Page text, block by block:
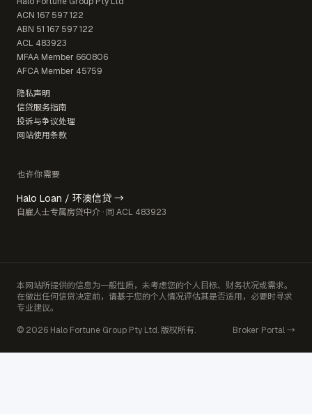
ACN 167 597 122
ABN 51 167 597 122
ACL 483923
MFAA Member 660806
AFCA Member 45759
隐私声明
信贷服务指南
投诉与争议处理
网站使用条款
也许你需要
Halo Loan / 环澳信贷 →
自雇人士专属房贷中介 · 同 ACL 483923
本网站所提供的信息为一般性质，未考虑您的个人目标、财务状况或需求。
在做出任何信贷决定前，请基于您的个人情况评估其是否适用，必要时寻求
专业建议。
© 2026 Halo Fortune Group Pty Ltd. 版权所有.
Broker Portal →